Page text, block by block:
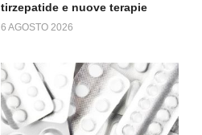
tirzepatide e nuove terapie
6 AGOSTO 2026